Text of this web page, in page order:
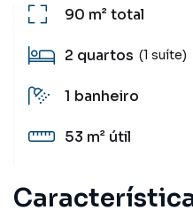
90 m²total
2 quartos (1 suíte)
1 banheiro
53 m² útil